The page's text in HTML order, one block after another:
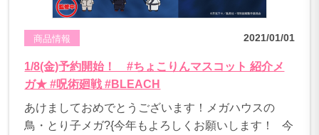
商品情報 2021/01/01
1/8(金)予約開始！ #ちょこりんマスコット 紹介メ
ガ★ #呪術廻戦 #BLEACH
あけましておめでとうございます！メガハウスの
鳥・とり子メガ?{今年もよろしくお願いします！ 今